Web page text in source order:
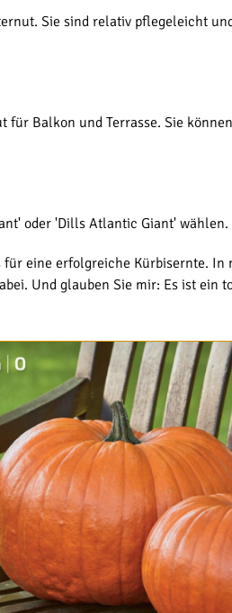
Sie sind relativ pflegeleicht
Balkon und Terrasse. Sie
oder 'Dills Atlantic Giant'
eine erfolgreiche Kürbisernte.
Und glauben Sie mir: Es ist